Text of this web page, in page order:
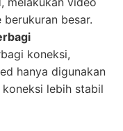
besar.
koneksi,
hanya digunakan
lebih stabil